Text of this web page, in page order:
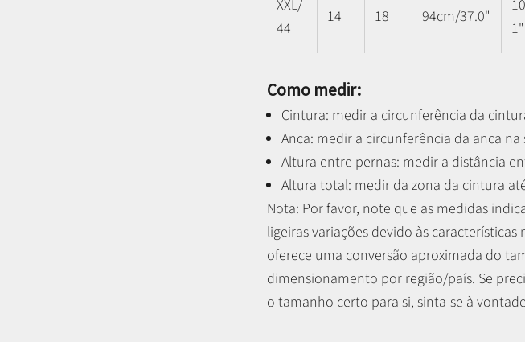
XXL/
44
14 18 94cm/37.0"
1"
Como medir:
Cintura: medir a circunferência da
Anca: medir a circunferência da anca
Altura entre pernas: medir a distância
Altura total: medir da zona da cintura
Nota: Por favor, note que as medidas
ligeiras variações devido às
oferece uma conversão aproximada do
dimensionamento por região/país. Se
o tamanho certo para si, sinta-se à